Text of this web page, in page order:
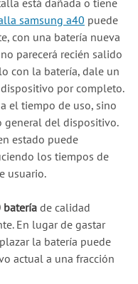
está dañada o tiene
samsung a40 puede
con una batería nueva
parecerá recién salido
con la batería, dale un
por completo.
el tiempo de uso, sino
general del dispositivo.
estado puede
los tiempos de
usuario.
batería de calidad
En lugar de gastar
la batería puede
actual a una fracción